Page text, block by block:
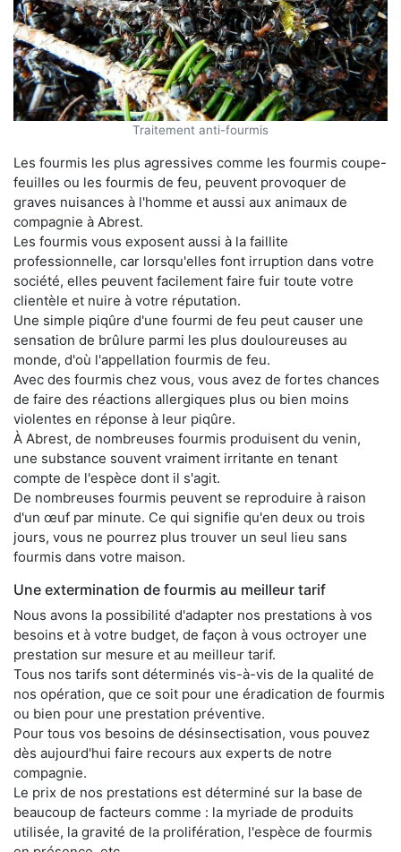
Traitement anti-fourmis
Les fourmis les plus agressives comme les fourmis coupe-
feuilles ou les fourmis de feu, peuvent provoquer de
graves nuisances à l'homme et aussi aux animaux de
compagnie à Abrest.
Les fourmis vous exposent aussi à la faillite
professionnelle, car lorsqu'elles font irruption dans votre
société, elles peuvent facilement faire fuir toute votre
clientèle et nuire à votre réputation.
Une simple piqûre d'une fourmi de feu peut causer une
sensation de brûlure parmi les plus douloureuses au
monde, d'où l'appellation fourmis de feu.
Avec des fourmis chez vous, vous avez de fortes chances
de faire des réactions allergiques plus ou bien moins
violentes en réponse à leur piqûre.
À Abrest, de nombreuses fourmis produisent du venin,
une substance souvent vraiment irritante en tenant
compte de l'espèce dont il s'agit.
De nombreuses fourmis peuvent se reproduire à raison
d'un œuf par minute. Ce qui signifie qu'en deux ou trois
jours, vous ne pourrez plus trouver un seul lieu sans
fourmis dans votre maison.
Une extermination de fourmis au meilleur tarif
Nous avons la possibilité d'adapter nos prestations à vos
besoins et à votre budget, de façon à vous octroyer une
prestation sur mesure et au meilleur tarif.
Tous nos tarifs sont déterminés vis-à-vis de la qualité de
nos opération, que ce soit pour une éradication de fourmis
ou bien pour une prestation préventive.
Pour tous vos besoins de désinsectisation, vous pouvez
dès aujourd'hui faire recours aux experts de notre
compagnie.
Le prix de nos prestations est déterminé sur la base de
beaucoup de facteurs comme : la myriade de produits
utilisée, la gravité de la prolifération, l'espèce de fourmis